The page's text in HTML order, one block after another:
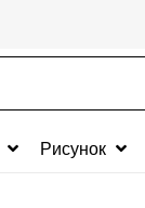
Рисунок